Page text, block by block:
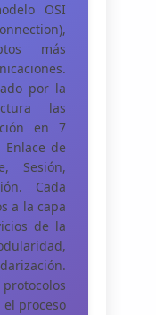
OSI
más
por la
las
en 7
Enlace de
Sesión,
Cada
a la capa
de la
el proceso